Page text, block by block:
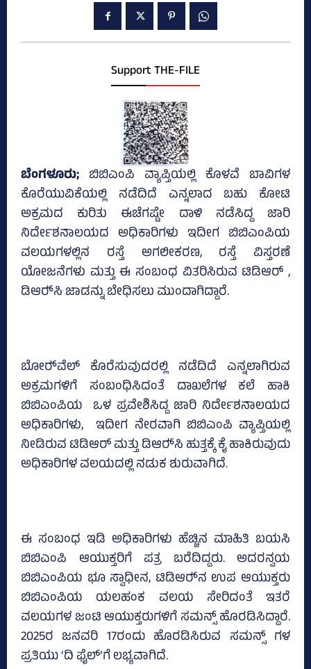
Support THE-FILE
ಬೆಂಗಳೂರು; ಬಿಬಿಎಂಪಿ ವ್ಯಾಪ್ತಿಯಲ್ಲಿ ಕೊಳವೆ ಬಾವಿಗಳ
ಕೊರೆಯುವಿಕೆಯಲ್ಲಿ ನಡೆದಿದೆ ಎನ್ನಲಾದ ಬಹು ಕೋಟಿ
ಅಕ್ರಮದ ಕುರಿತು ಈಚೆಗಷ್ಟೇ ದಾಳಿ ನಡೆಸಿದ್ದ ಜಾರಿ
ನಿರ್ದೇಶನಾಲಯದ ಅಧಿಕಾರಿಗಳು ಇದೀಗ ಬಿಬಿಎಂಪಿಯ
ವಲಯಗಳಲ್ಲಿನ ರಸ್ತೆ ಅಗಲೀಕರಣ, ರಸ್ತೆ ವಿಸ್ತರಣೆ
ಯೋಜನೆಗಳು ಮತ್ತು ಈ ಸಂಬಂಧ ವಿತರಿಸಿರುವ ಟಿಡಿಆರ್ ,
ಡಿಆರ್‍‌ಸಿ ಜಾಡನ್ನು ಬೇಧಿಸಲು ಮುಂದಾಗಿದ್ದಾರೆ.
ಬೋರ್‍‌ವೆಲ್‌ ಕೊರೆಸುವುದರಲ್ಲಿ ನಡೆದಿದೆ ಎನ್ನಲಾಗಿರುವ
ಅಕ್ರಮಗಳಿಗೆ ಸಂಬಂಧಿಸಿದಂತೆ ದಾಖಲೆಗಳ ಕಲೆ ಹಾಕಿ
ಬಿಬಿಎಂಪಿಯ ಒಳ ಪ್ರವೇಶಿಸಿದ್ದ ಜಾರಿ ನಿರ್ದೇಶನಾಲಯದ
ಅಧಿಕಾರಿಗಳು, ಇದೀಗ ನೇರವಾಗಿ ಬಿಬಿಎಂಪಿ ವ್ಯಾಪ್ತಿಯಲ್ಲಿ
ನೀಡಿರುವ ಟಿಡಿಆರ್ ಮತ್ತು ಡಿಆರ್‍‌ಸಿ ಹುತ್ತಕ್ಕೆ ಕೈ ಹಾಕಿರುವುದು
ಅಧಿಕಾರಿಗಳ ವಲಯದಲ್ಲಿ ನಡುಕ ಶುರುವಾಗಿದೆ.
ಈ ಸಂಬಂಧ ಇಡಿ ಅಧಿಕಾರಿಗಳು ಹೆಚ್ಚಿನ ಮಾಹಿತಿ ಬಯಸಿ
ಬಿಬಿಎಂಪಿ ಆಯುಕ್ತರಿಗೆ ಪತ್ರ ಬರೆದಿದ್ದರು. ಅದರನ್ವಯ
ಬಿಬಿಎಂಪಿಯ ಭೂ ಸ್ವಾಧೀನ, ಟಿಡಿಆರ್‍‌ನ ಉಪ ಆಯುಕ್ತರು
ಬಿಬಿಎಂಪಿಯ ಯಲಹಂಕ ವಲಯ ಸೇರಿದಂತೆ ಇತರೆ
ವಲಯಗಳ ಜಂಟಿ ಆಯುಕ್ತರುಗಳಿಗೆ ಸಮನ್ಸ್‌ ಹೊರಡಿಸಿದ್ದಾರೆ.
2025ರ ಜನವರಿ 17ರಂದು ಹೊರಡಿಸಿರುವ ಸಮನ್ಸ್‌ ಗಳ
ಪ್ರತಿಯು ‘ದಿ ಫೈಲ್‌’ಗೆ ಲಭ್ಯವಾಗಿದೆ.